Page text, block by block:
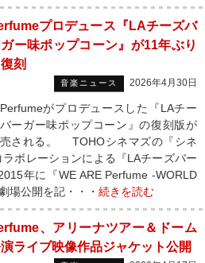
プロデュース『LAチーズバ
ー味ポップコーン』が11年ぶり
刻
音楽ニュース 2026年4月30日
がプロデュースした『LAチー
ーガー味ポップコーン』の復刻版が
される。 TOHOシネマズの『シネ
ボレーションによる『LAチーズバー
年に『WE ARE Perfume -WORLD
場公開を記・・・ 続きを読む
、アリーナツアー＆ドーム
ライブ映像作品ジャケット公開